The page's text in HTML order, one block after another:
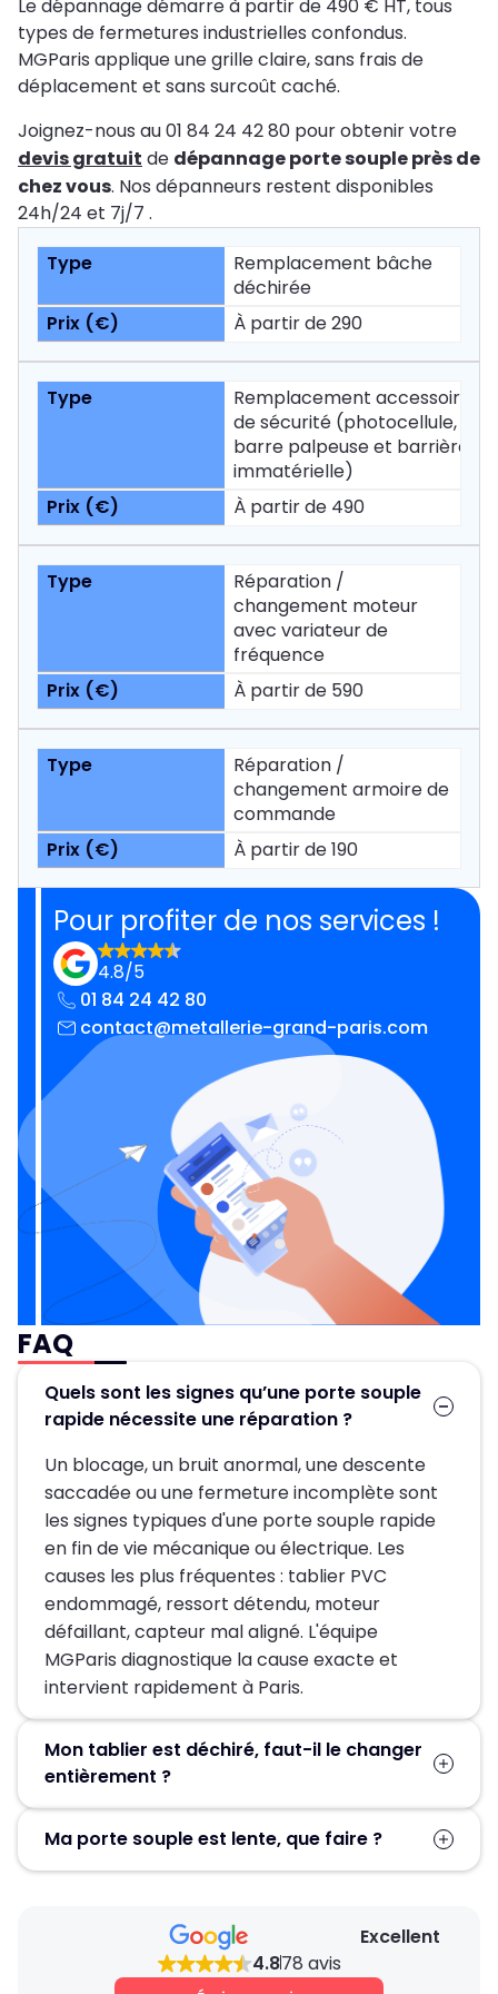
Le dépannage démarre à partir de 490 € HT, tous
types de fermetures industrielles confondus.
MGParis applique une grille claire, sans frais de
déplacement et sans surcoût caché.
Joignez-nous au 01 84 24 42 80 pour obtenir votre
devis gratuit de dépannage porte souple près de
chez vous. Nos dépanneurs restent disponibles
24h/24 et 7j/7 .
Remplacement bâche
déchirée
À partir de 290
Remplacement accessoires
de sécurité (photocellule,
barre palpeuse et barrière
immatérielle)
À partir de 490
Réparation /
changement moteur
avec variateur de
fréquence
À partir de 590
Réparation /
changement armoire de
commande
À partir de 190
Pour profiter de nos services !
4.8/5
01 84 24 42 80
contact@metallerie-grand-paris.com
FAQ
Quels sont les signes qu’une porte souple
rapide nécessite une réparation ?
Un blocage, un bruit anormal, une descente
saccadée ou une fermeture incomplète sont
les signes typiques d'une porte souple rapide
en fin de vie mécanique ou électrique. Les
causes les plus fréquentes : tablier PVC
endommagé, ressort détendu, moteur
défaillant, capteur mal aligné. L'équipe
MGParis diagnostique la cause exacte et
intervient rapidement à Paris.
Mon tablier est déchiré, faut-il le changer
entièrement ?
répare lame par lame, sans changer tout le
tablier. Un tablier trop abîmé se remplace
Ma porte souple est lente, que faire ?
moteur fatigué. Un diagnostic précis identifie la
cause exacte et permet de restaurer la
Excellent
4.878 avis